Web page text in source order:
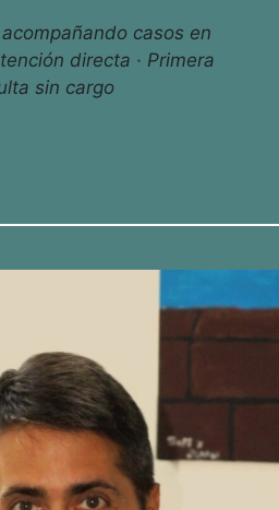
casos en
directa · Primera
sin cargo